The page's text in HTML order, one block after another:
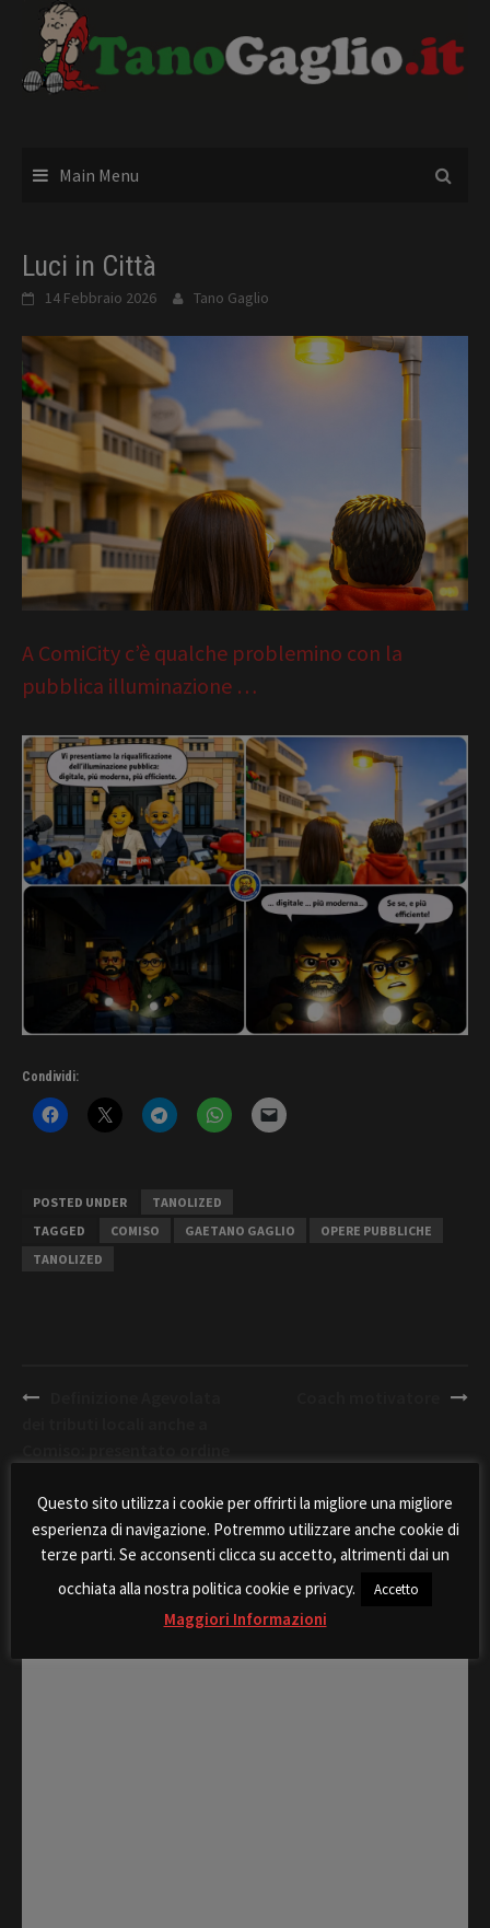
content
Main Menu
Luci in Città
14 Febbraio 2026 Tano Gaglio
A ComiCity c’è qualche problemino con la
pubblica illuminazione …
Condividi:
POSTED UNDER
TANOLIZED
TAGGED
COMISO GAETANO GAGLIO
OPERE PUBBLICHE
TANOLIZED
Post
comunale
Questo sito utilizza i cookie per offrirti la migliore una migliore
esperienza di navigazione. Potremmo utilizzare anche cookie di
terze parti. Se acconsenti clicca su accetto, altrimenti dai un
occhiata alla nostra politica cookie e privacy.
Accetto
Maggiori Informazioni